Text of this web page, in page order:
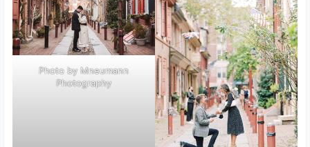
Photo by Mneumann
Photography